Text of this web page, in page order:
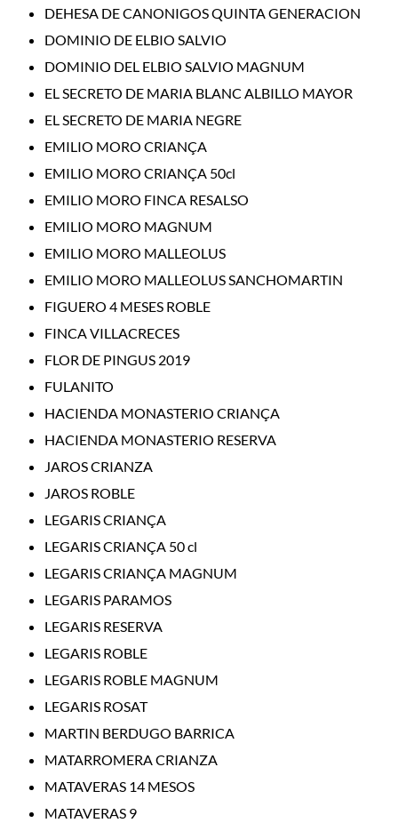
DEHESA DE CANONIGOS QUINTA GENERACION
DOMINIO DE ELBIO SALVIO
DOMINIO DEL ELBIO SALVIO MAGNUM
EL SECRETO DE MARIA BLANC ALBILLO MAYOR
EL SECRETO DE MARIA NEGRE
EMILIO MORO CRIANÇA
EMILIO MORO CRIANÇA 50cl
EMILIO MORO FINCA RESALSO
EMILIO MORO MAGNUM
EMILIO MORO MALLEOLUS
EMILIO MORO MALLEOLUS SANCHOMARTIN
FIGUERO 4 MESES ROBLE
FINCA VILLACRECES
FLOR DE PINGUS 2019
FULANITO
HACIENDA MONASTERIO CRIANÇA
HACIENDA MONASTERIO RESERVA
JAROS CRIANZA
JAROS ROBLE
LEGARIS CRIANÇA
LEGARIS CRIANÇA 50 cl
LEGARIS CRIANÇA MAGNUM
LEGARIS PARAMOS
LEGARIS RESERVA
LEGARIS ROBLE
LEGARIS ROBLE MAGNUM
LEGARIS ROSAT
MARTIN BERDUGO BARRICA
MATARROMERA CRIANZA
MATAVERAS 14 MESOS
MATAVERAS 9